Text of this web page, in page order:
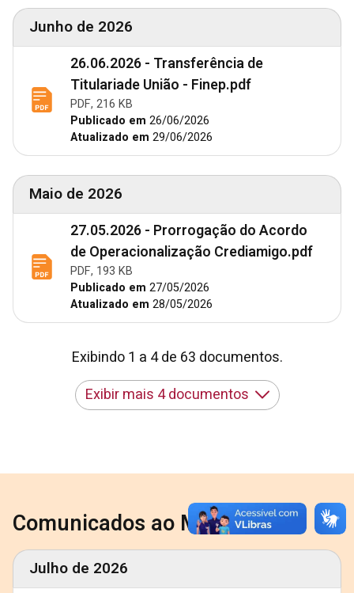
Junho de 2026
26.06.2026 - Transferência de
Titulariade União - Finep.pdf
PDF, 216 KB
Publicado em 26/06/2026
Atualizado em 29/06/2026
Maio de 2026
27.05.2026 - Prorrogação do Acordo
de Operacionalização Crediamigo.pdf
PDF, 193 KB
Publicado em 27/05/2026
Atualizado em 28/05/2026
Exibindo 1 a 4 de 63 documentos.
Exibir mais 4 documentos
Comunicados ao Mercado
Julho de 2026